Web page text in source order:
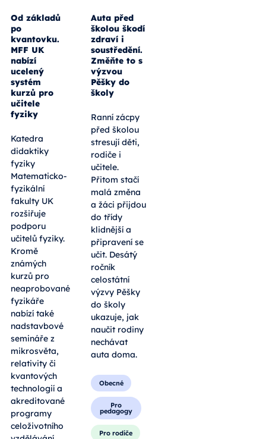
Od základů
po
kvantovku.
MFF UK
nabízí
ucelený
systém
kurzů pro
učitele
fyziky
Katedra
didaktiky
fyziky
Matematicko-
fyzikální
fakulty UK
rozšiřuje
podporu
učitelů fyziky.
Kromě
známých
kurzů pro
neaprobované
fyzikáře
nabízí také
nadstavbové
semináře z
mikrosvěta,
relativity či
kvantových
technologií a
akreditované
programy
celoživotního
Auta před
školou škodí
zdraví i
soustředění.
Změňte to s
výzvou
Pěšky do
školy
Ranní zácpy
před školou
stresují děti,
rodiče i
učitele.
Přitom stačí
malá změna
a žáci přijdou
do třídy
klidnější a
připravení se
učit. Desátý
ročník
celostátní
výzvy Pěšky
do školy
ukazuje, jak
naučit rodiny
nechávat
auta doma.
Obecné
Pro
pedagogy
Pro rodiče